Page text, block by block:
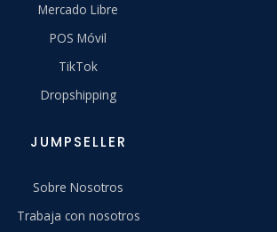
Mercado Libre
POS Móvil
TikTok
Dropshipping
JUMPSELLER
Sobre Nosotros
Trabaja con nosotros